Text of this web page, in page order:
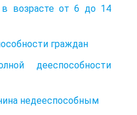
в возрасте от 6 до 14
граждан
дееспособности
недееспособным